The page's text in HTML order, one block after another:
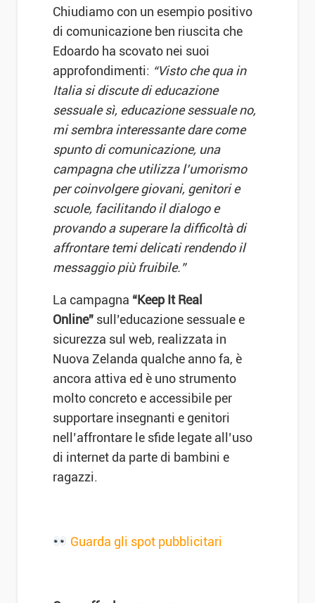
Chiudiamo con un esempio positivo
di comunicazione ben riuscita che
Edoardo ha scovato nei suoi
approfondimenti: “Visto che qua in
Italia si discute di educazione
sessuale sì, educazione sessuale no,
mi sembra interessante dare come
spunto di comunicazione, una
campagna che utilizza l’umorismo
per coinvolgere giovani, genitori e
scuole, facilitando il dialogo e
provando a superare la difficoltà di
affrontare temi delicati rendendo il
messaggio più fruibile.”
La campagna “Keep It Real
Online” sull’educazione sessuale e
sicurezza sul web, realizzata in
Nuova Zelanda qualche anno fa, è
ancora attiva ed è uno strumento
molto concreto e accessibile per
supportare insegnanti e genitori
nell’affrontare le sfide legate all’uso
di internet da parte di bambini e
ragazzi.
Guarda gli spot pubblicitari